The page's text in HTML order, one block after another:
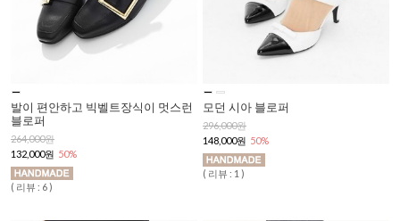
발이 편안하고 빅벨트장식이 멋스런
블로퍼
264,000원
132,000원 50%
( 리뷰 : 6 )
모던 시아 블로퍼
296,000원
148,000원 50%
( 리뷰 : 1 )